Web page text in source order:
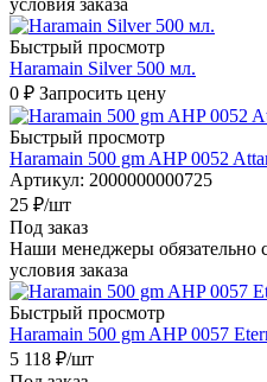
Быстрый просмотр
Haramain Silver 500 мл.
0 ₽ Запросить цену
Быстрый просмотр
Haramain 500 gm AHP 0052
Артикул: 2000000000725
25 ₽/шт
Под заказ
Наши менеджеры обязательно
условия заказа
Быстрый просмотр
Haramain 500 gm AHP 0057
5 118 ₽/шт